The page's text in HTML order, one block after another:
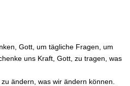
Gott, um tägliche Fragen, um
uns Kraft, Gott, zu tragen, was
ändern, was wir ändern können.